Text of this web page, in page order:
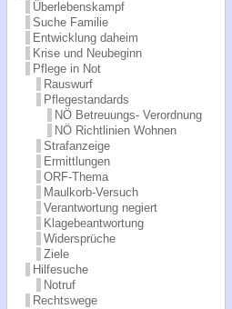
Überlebenskampf
Suche Familie
Entwicklung daheim
Krise und Neubeginn
Pflege in Not
Rauswurf
Pflegestandards
NÖ Betreuungs- Verordnung
NÖ Richtlinien Wohnen
Strafanzeige
Ermittlungen
ORF-Thema
Maulkorb-Versuch
Verantwortung negiert
Klagebeantwortung
Widersprüche
Ziele
Hilfesuche
Notruf
Rechtswege